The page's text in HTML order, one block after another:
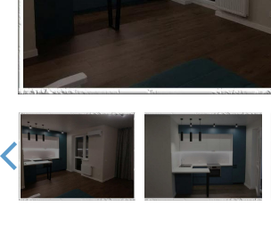
prev